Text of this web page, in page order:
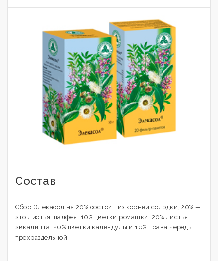
Состав
Сбор Элекасол на 20% состоит из корней солодки, 20% —
это листья шалфея, 10% цветки ромашки, 20% листья
эвкалипта, 20% цветки календулы и 10% трава череды
трехраздельной.